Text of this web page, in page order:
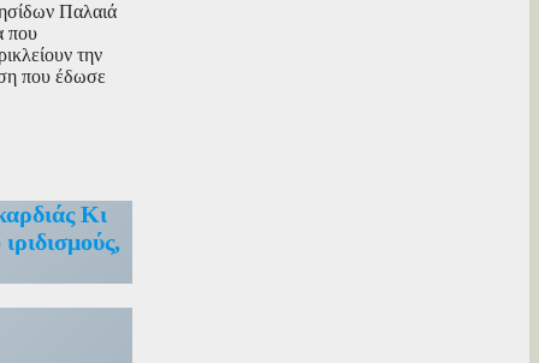
Παλαιά
που
την
που έδωσε
Κι